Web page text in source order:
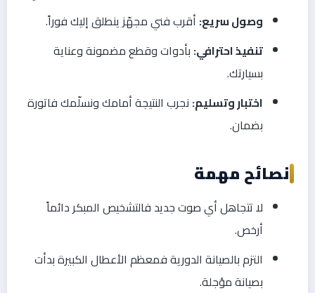
وصول سريع: أقرب فني مجهّز ينطلق إليك فوراً.
تنفيذ احترافي: بأدوات وقطع مضمونة وعناية
بسيارتك.
اختبار وتسليم: نجرب النتيجة أمامك ونسلّمك فاتورة
بضمان.
نصائح مهمة
لا تتجاهل أي صوت جديد فالتشخيص المبكر دائماً
أرخص.
التزم بالصيانة الدورية فمعظم الأعطال الكبيرة بدأت
بصيانة مؤجلة.